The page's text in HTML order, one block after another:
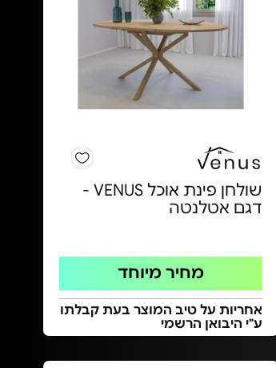
שולחן פינת אוכל VENUS -
דגם אטלנטה
מחיר מיוחד
אחריות על טיב המוצר בעת קבלתו
ע"י היבואן הרשמי